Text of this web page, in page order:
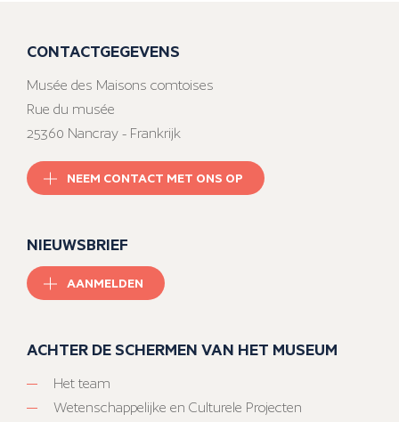
CONTACTGEGEVENS
Musée des Maisons comtoises
Rue du musée
25360 Nancray - Frankrijk
NEEM CONTACT MET ONS OP
NIEUWSBRIEF
AANMELDEN
ACHTER DE SCHERMEN VAN HET MUSEUM
Het team
Wetenschappelijke en Culturele Projecten